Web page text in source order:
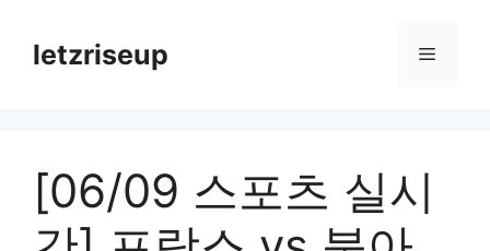
letzriseup 메
[06/09 스포츠 실시